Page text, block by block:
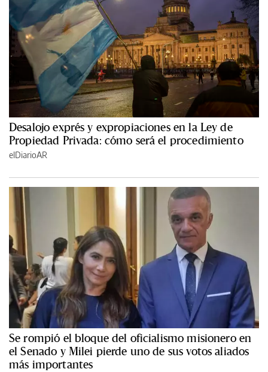
Desalojo exprés y expropiaciones en la Ley de
Propiedad Privada: cómo será el procedimiento
elDiarioAR
Se rompió el bloque del oficialismo misionero en
el Senado y Milei pierde uno de sus votos aliados
más importantes